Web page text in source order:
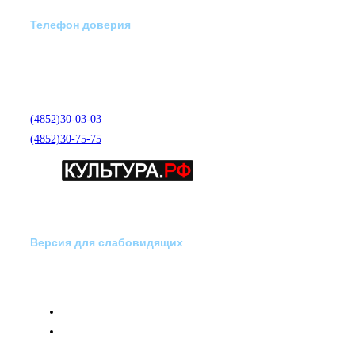
Телефон доверия
(4852)30-03-03
(4852)30-75-75
Версия для слабовидящих